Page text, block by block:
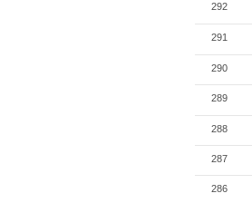
292
291
290
289
288
287
286